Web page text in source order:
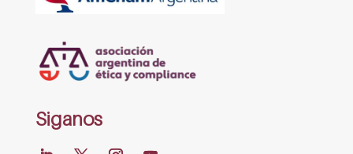
Siganos